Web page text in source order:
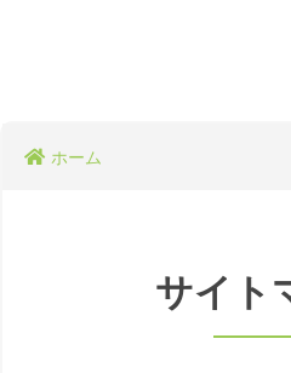
ホーム
サイト